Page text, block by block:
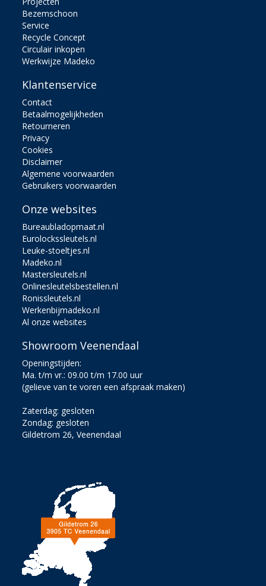
Bezemschoon
Service
Recycle Concept
Circulair inkopen
Werkwijze Madeko
Klantenservice
Contact
Betaalmogelijkheden
Retourneren
Privacy
Cookies
Disclaimer
Algemene voorwaarden
Gebruikers voorwaarden
Onze websites
Bureaubladopmaat.nl
Eurolockssleutels.nl
Leuke-stoeltjes.nl
Madeko.nl
Mastersleutels.nl
Onlinesleutelsbestellen.nl
Ronissleutels.nl
Werkenbijmadeko.nl
Al onze websites
Showroom Veenendaal
Openingstijden:
Ma. t/m vr.: 09.00 t/m 17.00 uur
(gelieve van te voren een afspraak maken)
Zaterdag: gesloten
Zondag: gesloten
Gildetrom 26, Veenendaal